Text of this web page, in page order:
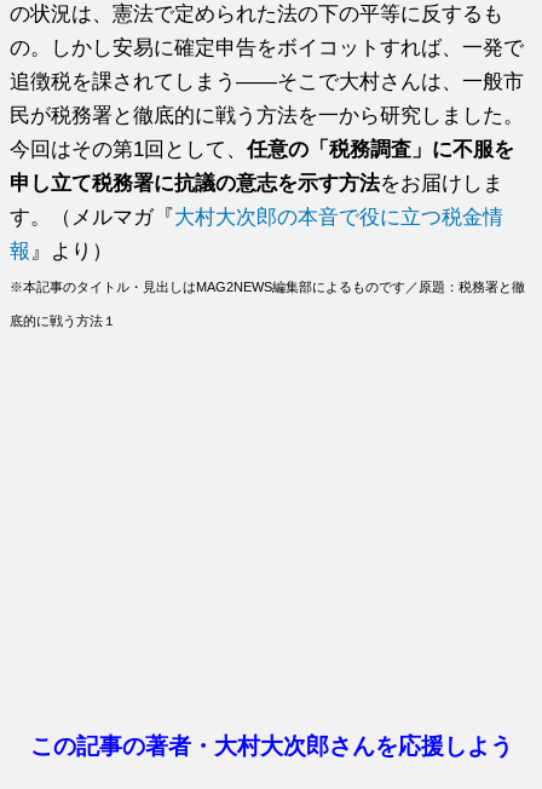
の状況は、憲法で定められた法の下の平等に反するも
の。しかし安易に確定申告をボイコットすれば、一発で
追徴税を課されてしまう――そこで大村さんは、一般市
民が税務署と徹底的に戦う方法を一から研究しました。
今回はその第1回として、任意の「税務調査」に不服を
申し立て税務署に抗議の意志を示す方法をお届けしま
す。（メルマガ『大村大次郎の本音で役に立つ税金情
報 』より）
※本記事のタイトル・見出しはMAG2NEWS編集部によるものです／原題：税務署と徹
底的に戦う方法１
この記事の著者・大村大次郎さんを応援しよう